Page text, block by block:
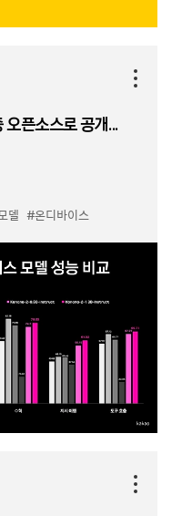
픈소스로 공개...
델 #온디바이스